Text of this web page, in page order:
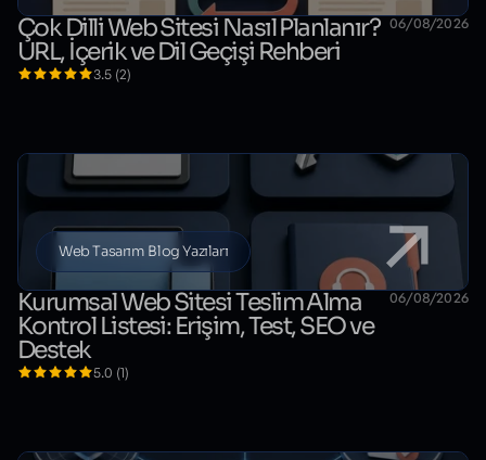
Çok Dilli Web Sitesi Nasıl Planlanır?
URL, İçerik ve Dil Geçişi Rehberi
06/08/2026
3.5 (2)
Web Tasarım Blog Yazıları
Kurumsal Web Sitesi Teslim Alma
Kontrol Listesi: Erişim, Test, SEO ve
Destek
06/08/2026
5.0 (1)